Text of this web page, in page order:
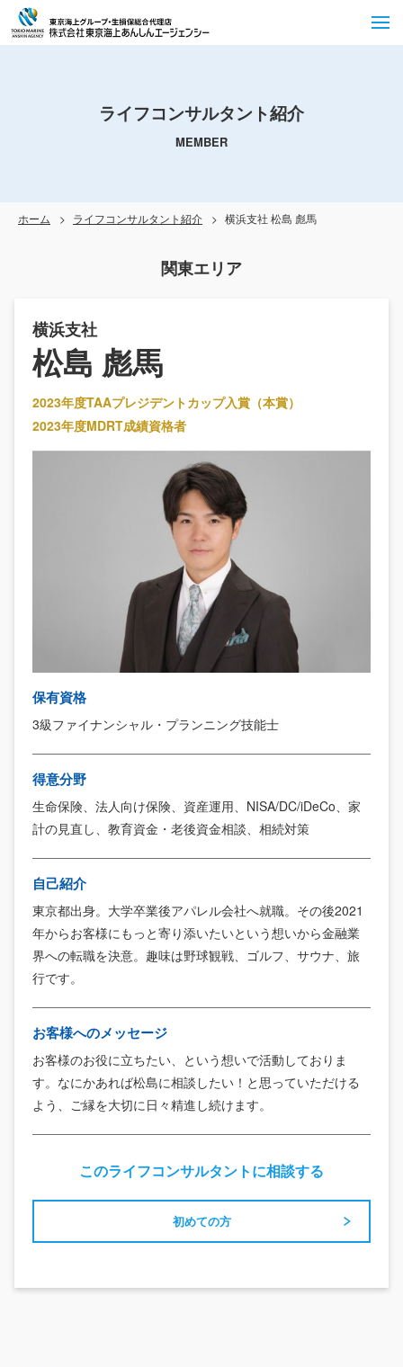
ライフコンサルタント紹介
MEMBER
ホーム ライフコンサルタント紹介 横浜支社 松島 彪馬
関東エリア
横浜支社
松島 彪馬
2023年度TAAプレジデントカップ入賞（本賞）
2023年度MDRT成績資格者
保有資格
3級ファイナンシャル・プランニング技能士
得意分野
生命保険、法人向け保険、資産運用、NISA/DC/iDeCo、家
計の見直し、教育資金・老後資金相談、相続対策
自己紹介
東京都出身。大学卒業後アパレル会社へ就職。その後2021
年からお客様にもっと寄り添いたいという想いから金融業
界への転職を決意。趣味は野球観戦、ゴルフ、サウナ、旅
行です。
お客様へのメッセージ
お客様のお役に立ちたい、という想いで活動しておりま
す。なにかあれば松島に相談したい！と思っていただける
よう、ご縁を大切に日々精進し続けます。
このライフコンサルタントに相談する
初めての方